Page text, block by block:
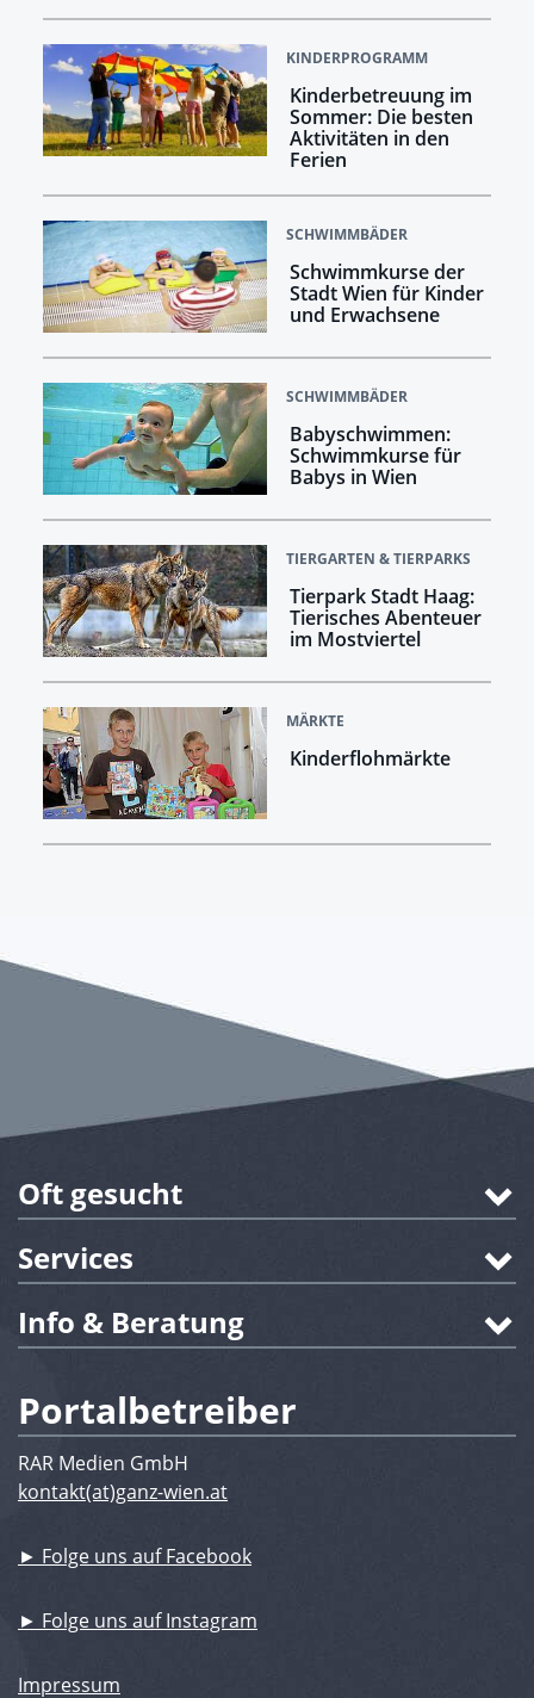
KINDERPROGRAMM
Kinderbetreuung im
Sommer: Die besten
Aktivitäten in den
Ferien
SCHWIMMBÄDER
Schwimmkurse der
Stadt Wien für Kinder
und Erwachsene
SCHWIMMBÄDER
Babyschwimmen:
Schwimmkurse für
Babys in Wien
TIERGARTEN & TIERPARKS
Tierpark Stadt Haag:
Tierisches Abenteuer
im Mostviertel
MÄRKTE
Kinderflohmärkte
Oft gesucht
Services
Info & Beratung
Portalbetreiber
RAR Medien GmbH
kontakt(at)ganz-wien.at
► Folge uns auf Facebook
► Folge uns auf Instagram
Impressum